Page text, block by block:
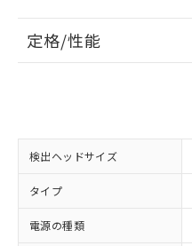
定格/性能
検出ヘッドサイズ
タイプ
電源の種類